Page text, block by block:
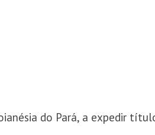
do Pará, a expedir